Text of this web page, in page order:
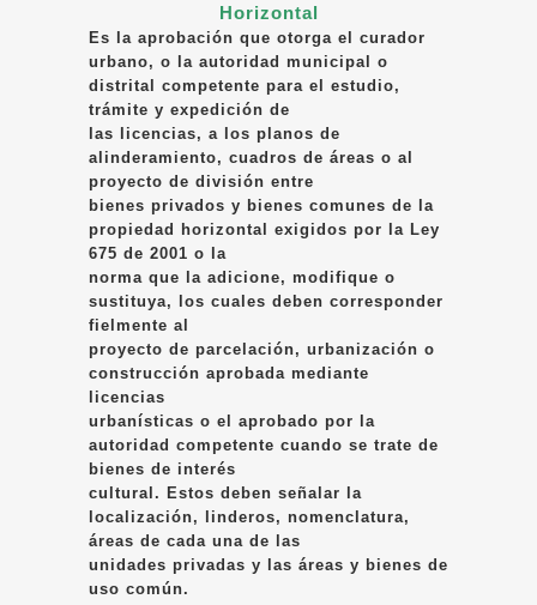
Horizontal
Es la aprobación que otorga el curador
urbano, o la autoridad municipal o
distrital competente para el estudio,
trámite y expedición de
las licencias, a los planos de
alinderamiento, cuadros de áreas o al
proyecto de división entre
bienes privados y bienes comunes de la
propiedad horizontal exigidos por la Ley
675 de 2001 o la
norma que la adicione, modifique o
sustituya, los cuales deben corresponder
fielmente al
proyecto de parcelación, urbanización o
construcción aprobada mediante
licencias
urbanísticas o el aprobado por la
autoridad competente cuando se trate de
bienes de interés
cultural. Estos deben señalar la
localización, linderos, nomenclatura,
áreas de cada una de las
unidades privadas y las áreas y bienes de
uso común.